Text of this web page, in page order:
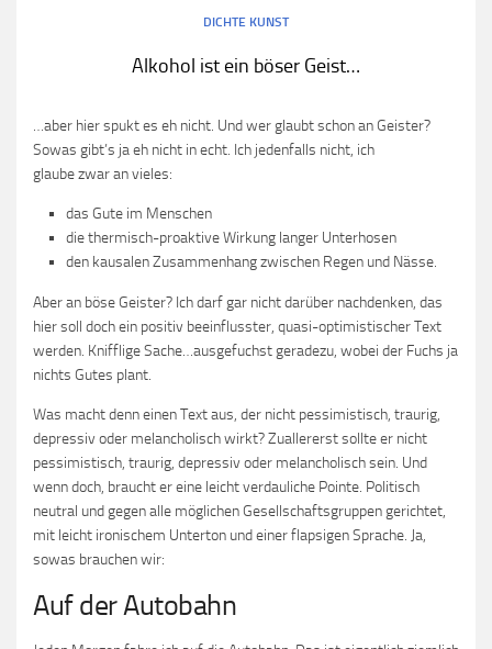
DICHTE KUNST
Alkohol ist ein böser Geist…
…aber hier spukt es eh nicht. Und wer glaubt schon an Geister?
Sowas gibt’s ja eh nicht in echt. Ich jedenfalls nicht, ich
glaube zwar an vieles:
das Gute im Menschen
die thermisch-proaktive Wirkung langer Unterhosen
den kausalen Zusammenhang zwischen Regen und Nässe.
Aber an böse Geister? Ich darf gar nicht darüber nachdenken, das
hier soll doch ein positiv beeinflusster, quasi-optimistischer Text
werden. Knifflige Sache…ausgefuchst geradezu, wobei der Fuchs ja
nichts Gutes plant.
Was macht denn einen Text aus, der nicht pessimistisch, traurig,
depressiv oder melancholisch wirkt? Zuallererst sollte er nicht
pessimistisch, traurig, depressiv oder melancholisch sein. Und
wenn doch, braucht er eine leicht verdauliche Pointe. Politisch
neutral und gegen alle möglichen Gesellschaftsgruppen gerichtet,
mit leicht ironischem Unterton und einer flapsigen Sprache. Ja,
sowas brauchen wir:
Auf der Autobahn